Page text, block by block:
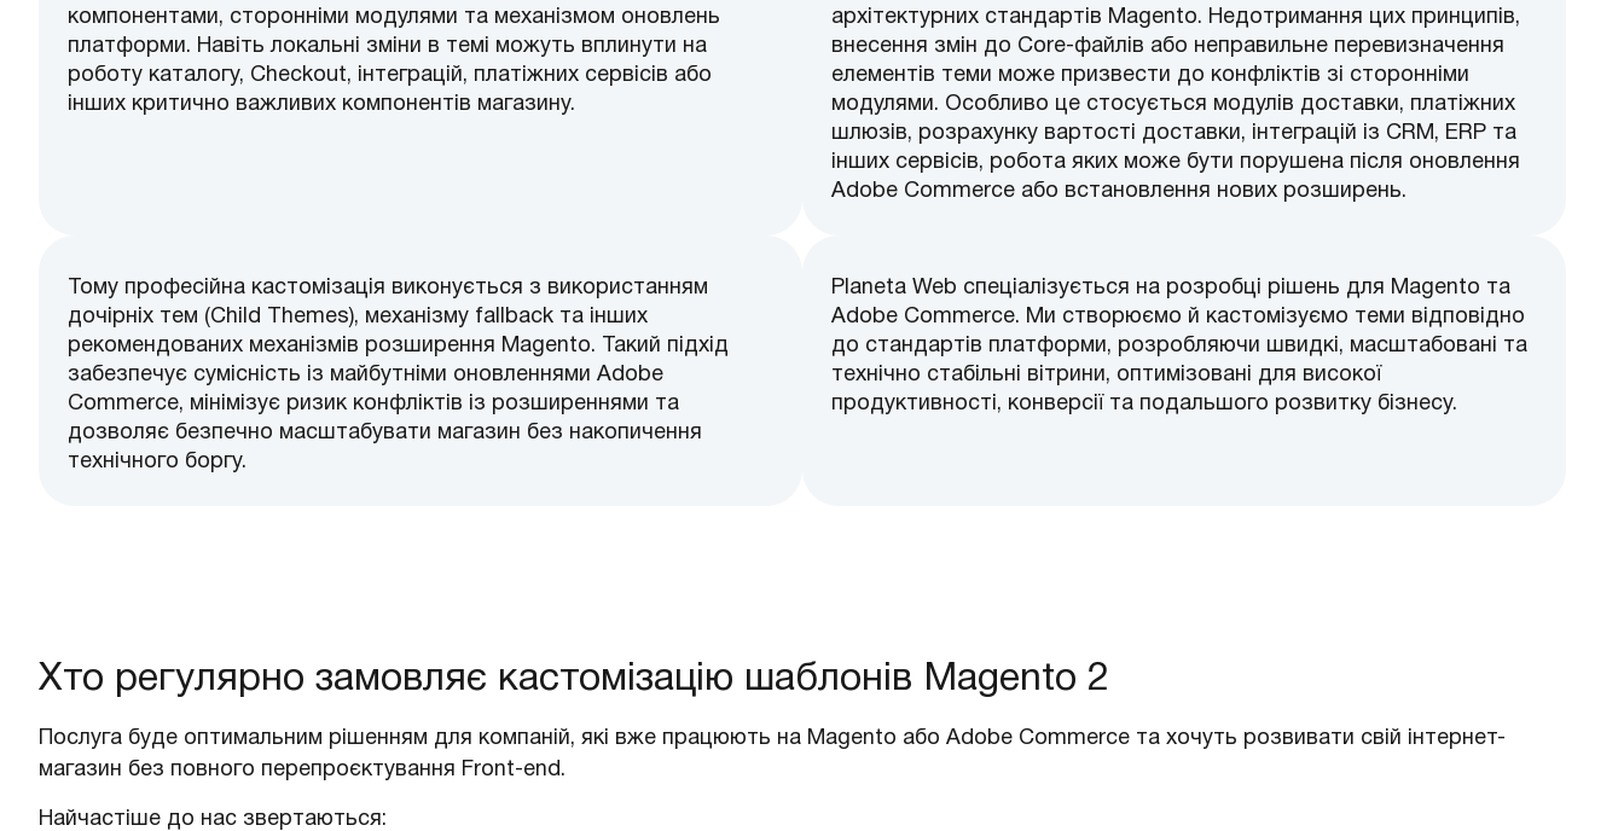
компонентами, сторонніми модулями та механізмом оновлень
платформи. Навіть локальні зміни в темі можуть вплинути на
роботу каталогу, Checkout, інтеграцій, платіжних сервісів або
інших критично важливих компонентів магазину.
архітектурних стандартів Magento. Недотримання цих принципів,
внесення змін до Core-файлів або неправильне перевизначення
елементів теми може призвести до конфліктів зі сторонніми
модулями. Особливо це стосується модулів доставки, платіжних
шлюзів, розрахунку вартості доставки, інтеграцій із CRM, ERP та
інших сервісів, робота яких може бути порушена після оновлення
Adobe Commerce або встановлення нових розширень.
Тому професійна кастомізація виконується з використанням
дочірніх тем (Child Themes), механізму fallback та інших
рекомендованих механізмів розширення Magento. Такий підхід
забезпечує сумісність із майбутніми оновленнями Adobe
Commerce, мінімізує ризик конфліктів із розширеннями та
дозволяє безпечно масштабувати магазин без накопичення
технічного боргу.
Planeta Web спеціалізується на розробці рішень для Magento та
Adobe Commerce. Ми створюємо й кастомізуємо теми відповідно
до стандартів платформи, розробляючи швидкі, масштабовані та
технічно стабільні вітрини, оптимізовані для високої
продуктивності, конверсії та подальшого розвитку бізнесу.
Хто регулярно замовляє кастомізацію шаблонів Magento 2
Послуга буде оптимальним рішенням для компаній, які вже працюють на Magento або Adobe Commerce та хочуть розвивати свій інтернет-
магазин без повного перепроєктування Front-end.
Найчастіше до нас звертаються: